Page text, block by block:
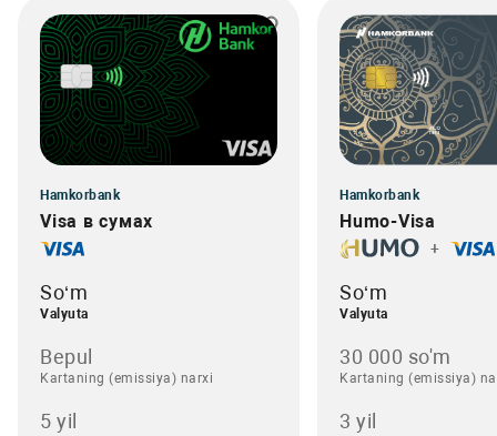
Hamkorbank
Visa в сумах
So‘m
Valyuta
Bepul
Kartaning (emissiya) narxi
5 yil
Hamkorbank
Humo-Visa
+
So‘m
Valyuta
30 000 so'm
Kartaning (emissiya)
3 yil